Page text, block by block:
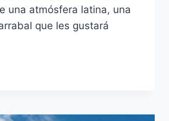
una atmósfera latina, una
que les gustará